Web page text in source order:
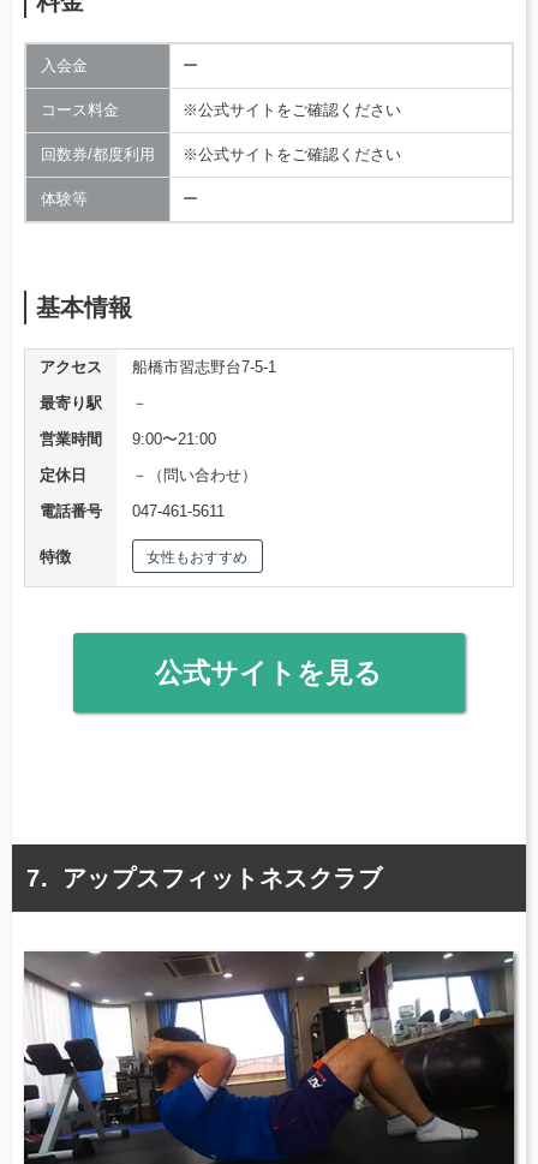
入会金 ー
コース料金 ※公式サイトをご確認ください
回数券/都度利用 ※公式サイトをご確認ください
体験等 ー
基本情報
アクセス
船橋市習志野台7-5-1
最寄り駅
－
営業時間
9:00〜21:00
定休日
－（問い合わせ）
電話番号
047-461-5611
特徴 女性もおすすめ
公式サイトを見る
アップスフィットネスクラブ